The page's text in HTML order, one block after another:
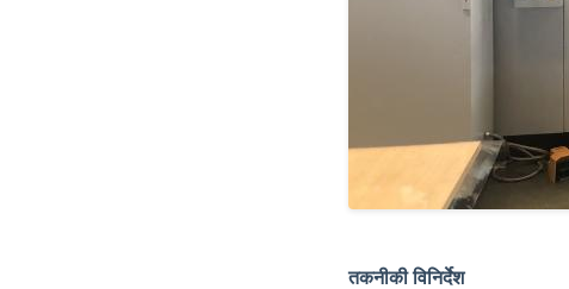
तकनीकी विनिर्देश